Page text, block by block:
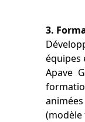
3.
équipes
Apave